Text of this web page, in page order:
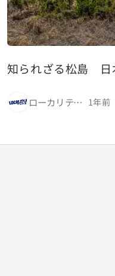
知られざる松島 日
ローカリティ！ 1年前